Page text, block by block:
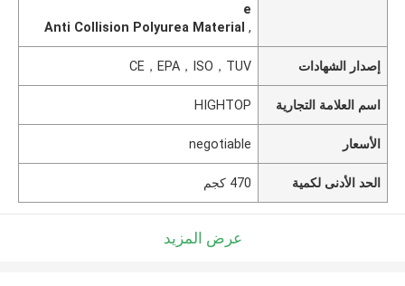
e
,
Anti Collision Polyurea Material
إصدار الشهادات CE，EPA，ISO，TUV
اسم العلامة التجارية HIGHTOP
الأسعار negotiable
الحد الأدنى لكمية 470 كجم
عرض المزيد